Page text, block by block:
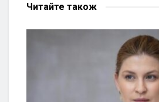
Читайте також